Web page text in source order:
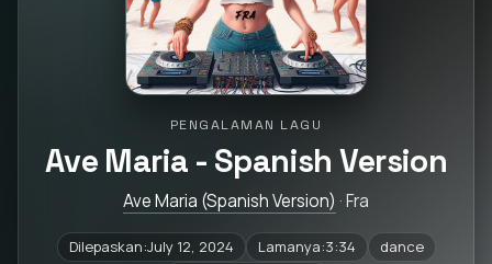
PENGALAMAN LAGU
Ave Maria - Spanish Version
Ave Maria (Spanish Version) · Fra
Dilepaskan:July 12, 2024 Lamanya:3:34
dance